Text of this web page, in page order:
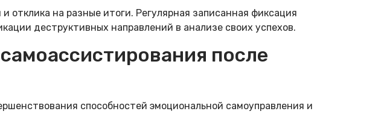
отклика на разные итоги. Регулярная записанная фиксация
деструктивных направлений в анализе своих успехов.
после
способностей эмоциональной самоуправления и